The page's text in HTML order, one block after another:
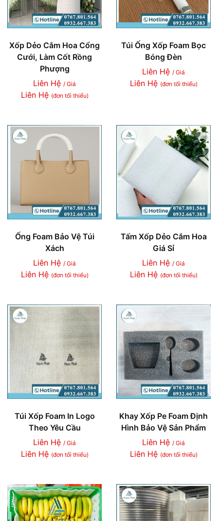
Xốp Dẻo Cắm Hoa Cổng
Cưới, Làm Cốt Rồng
Phượng
Liên Hệ / Giá
Liên Hệ (đơn tối thiểu)
Túi Ống Xốp Foam Bọc
Bóng Đèn
Liên Hệ / Giá
Liên Hệ (đơn tối thiểu)
Ống Foam Bảo Vệ Túi
Xách
Liên Hệ / Giá
Liên Hệ (đơn tối thiểu)
Tấm Xốp Dẻo Cắm Hoa
Giá Sỉ
Liên Hệ / Giá
Liên Hệ (đơn tối thiểu)
Túi Xốp Foam In Logo
Theo Yêu Cầu
Liên Hệ / Giá
Liên Hệ (đơn tối thiểu)
Khay Xốp Pe Foam Định
Hình Bảo Vệ Sản Phẩm
Liên Hệ / Giá
Liên Hệ (đơn tối thiểu)